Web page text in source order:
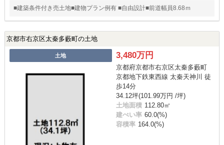
■建築条件付き売土地■建物プラン例有 ■自由設計■前道幅員8.68ｍ
京都市右京区太秦多藪町の土地
土地 3,480万円
京都府京都市右京区太秦多藪町
京都地下鉄東西線 太秦天神川 徒
歩14分
34.12坪(101.99万円 /坪)
土地面積 112.80㎡
建ぺい率 60.0(%)
容積率 164.0(%)